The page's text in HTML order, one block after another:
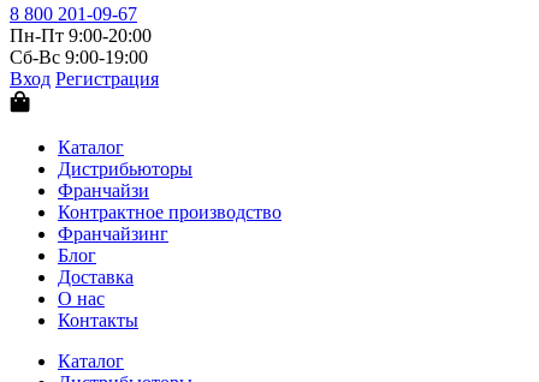
8 800 201-09-67
Пн-Пт 9:00-20:00
Сб-Вс 9:00-19:00
Вход Регистрация
Каталог
Дистрибьюторы
Франчайзи
Контрактное производство
Франчайзинг
Блог
Доставка
О нас
Контакты
Каталог